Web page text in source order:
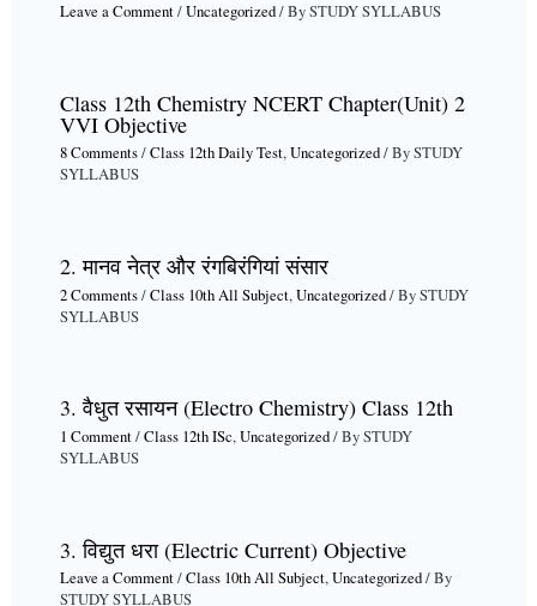
Leave a Comment/Uncategorized/ BySTUDY SYLLABUS
Class 12th Chemistry NCERT Chapter(Unit) 2
VVI Objective
8 Comments/Class 12th Daily Test,Uncategorized/ BySTUDY
SYLLABUS
2. मानव नेत्र और रंगबिरंगियां संसार
2 Comments/Class 10th All Subject,Uncategorized/ BySTUDY
SYLLABUS
3. वैधुत रसायन (Electro Chemistry) Class 12th
1 Comment/Class 12th ISc,Uncategorized/ BySTUDY
SYLLABUS
3. विद्युत धरा (Electric Current) Objective
Leave a Comment/Class 10th All Subject,Uncategorized/ By
STUDY SYLLABUS